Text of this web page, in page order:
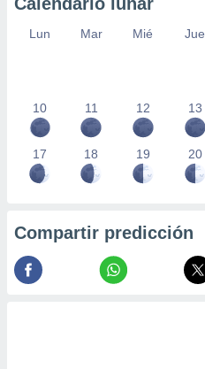
Lun Mar Mié Jue
10 11 12 13
17 18 19 20
Compartir predicción